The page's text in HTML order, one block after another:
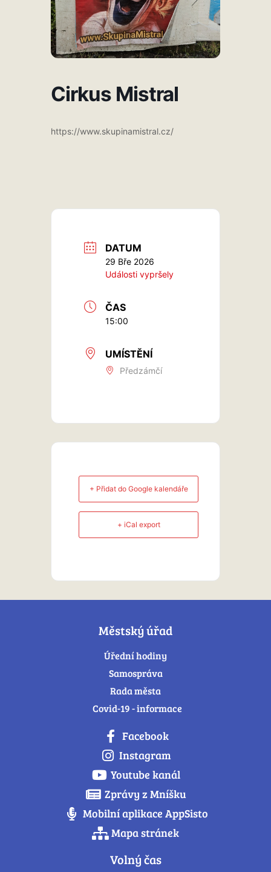
Cirkus Mistral
https://www.skupinamistral.cz/
DATUM
29 Bře 2026
Události vypršely
ČAS
15:00
UMÍSTĚNÍ
Předzámčí
+ Přidat do Google kalendáře
+ iCal export
Městský úřad
Úřední hodiny
Samospráva
Rada města
Covid-19 - informace
Facebook
Instagram
Youtube kanál
Zprávy z Mníšku
Mobilní aplikace AppSisto
Mapa stránek
Volný čas